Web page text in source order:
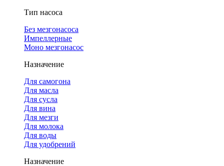
Тип насоса
Без мезгонасоса
Импеллерные
Моно мезгонасос
Назначение
Для самогона
Для масла
Для сусла
Для вина
Для мезги
Для молока
Для воды
Для удобрений
Назначение